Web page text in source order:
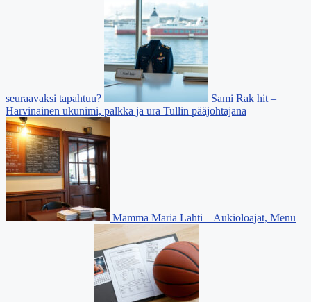
seuraavaksi tapahtuu?
Sami Rak hit –
Harvinainen ukunimi, palkka ja ura Tullin pääjohtajana
Mamma Maria Lahti – Aukioloajat, Menu